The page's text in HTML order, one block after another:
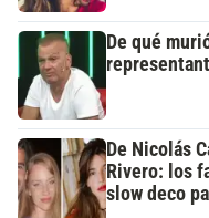
De qué
De Nicolás
Rivero: los
slow deco